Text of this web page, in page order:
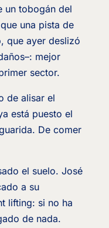
un tobogán del
una pista de
que ayer deslizó
mejor
sector.
de alisar el
está puesto el
De comer
el suelo. José
a su
lifting: si no ha
de nada.